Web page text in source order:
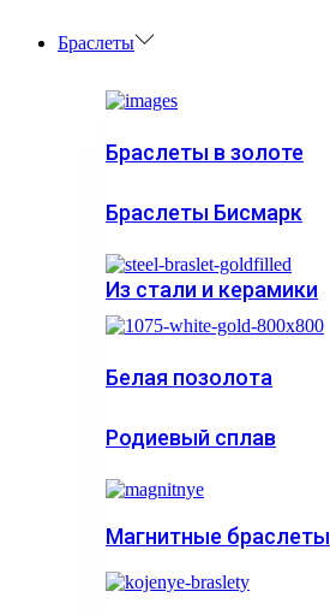
Браслеты
Браслеты в золоте
Браслеты Бисмарк
Из стали и керамики
Белая позолота
Родиевый сплав
Магнитные браслеты